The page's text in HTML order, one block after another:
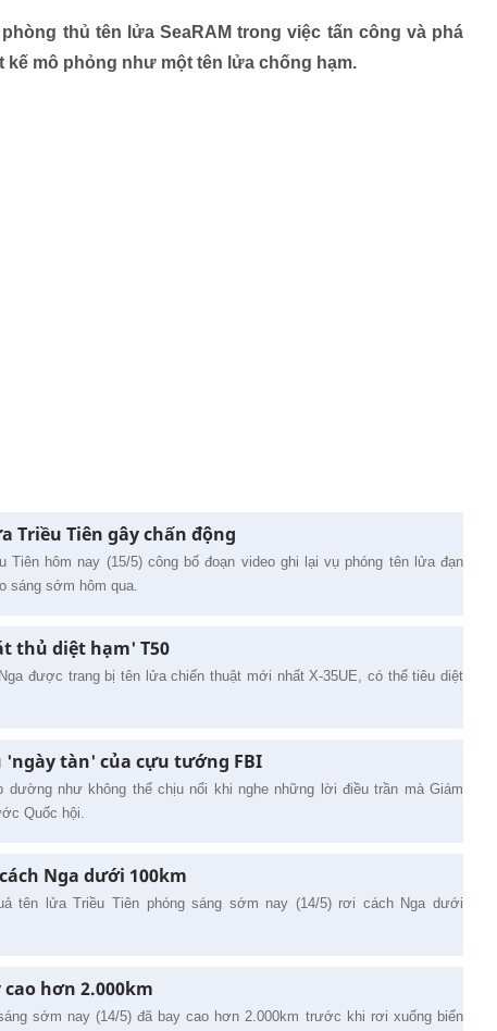
thủ tên lửa SeaRAM trong việc tấn công và phá
mô phỏng như một tên lửa chống hạm.
Triều Tiên gây chấn động
Tiên hôm nay (15/5) công bố đoạn video ghi lại vụ phóng tên lửa đạn
sáng sớm hôm qua.
thủ diệt hạm' T50
được trang bị tên lửa chiến thuật mới nhất X-35UE, có thể tiêu diệt
'ngày tàn' của cựu tướng FBI
dường như không thể chịu nổi khi nghe những lời điều trần mà Giám
Quốc hội.
Nga dưới 100km
tên lửa Triều Tiên phóng sáng sớm nay (14/5) rơi cách Nga dưới
hơn 2.000km
sớm nay (14/5) đã bay cao hơn 2.000km trước khi rơi xuống biển